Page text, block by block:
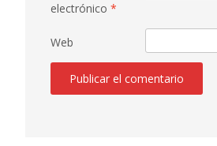
electrónico *
Web